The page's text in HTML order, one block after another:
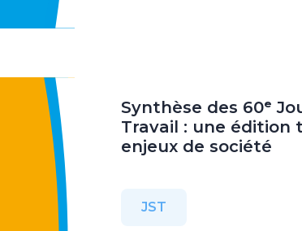
Synthèse des 60ᵉ
Travail : une édition
enjeux de société
JST